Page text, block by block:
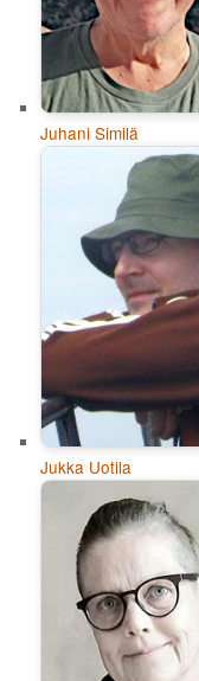
Juhani Similä
Jukka Uotila